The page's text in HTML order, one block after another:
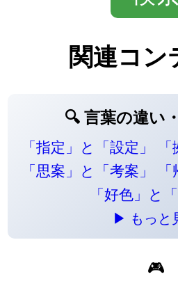
関連コン
🔍 言葉の違い
「指定」と「設定」
「思案」と「考案」
「好色」と
▶ もっと
🎮